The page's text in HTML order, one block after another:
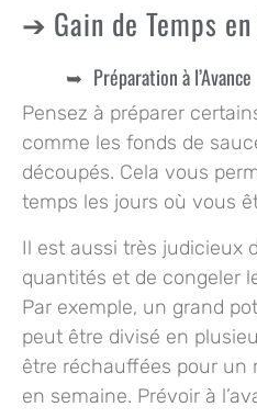
Gain de Temps
Préparation à l’Avance
Pensez à préparer
comme les fonds de
découpés. Cela vous
temps les jours où vous
Il est aussi très judicieux
quantités et de congeler
Par exemple, un grand
peut être divisé en
être réchauffées pour un
en semaine. Prévoir à